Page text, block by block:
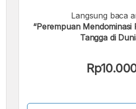
Langsung baca
“Perempuan Mendominasi
Tangga di